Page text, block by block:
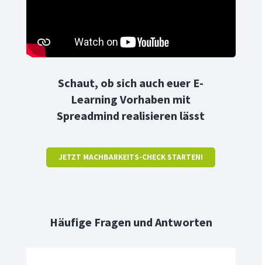
Schaut, ob sich auch euer E-
Learning Vorhaben mit
Spreadmind realisieren lässt
JETZT MACHBARKEITS-CHECK STARTEN!
Häufige Fragen und Antworten